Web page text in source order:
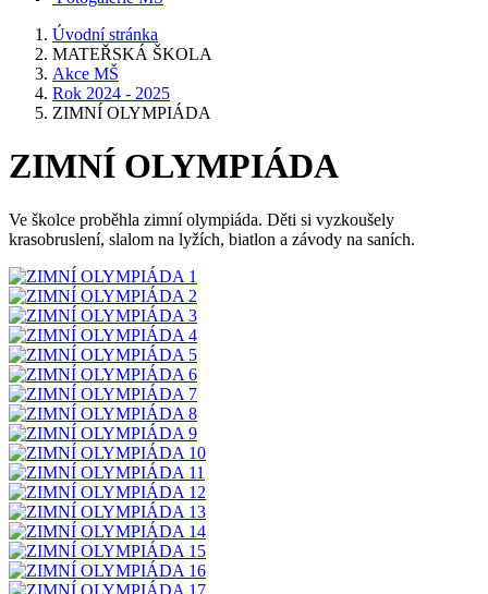
Úvodní stránka
MATEŘSKÁ ŠKOLA
Akce MŠ
Rok 2024 - 2025
ZIMNÍ OLYMPIÁDA
ZIMNÍ OLYMPIÁDA
Ve školce proběhla zimní olympiáda. Děti si vyzkoušely
krasobruslení, slalom na lyžích, biatlon a závody na saních.